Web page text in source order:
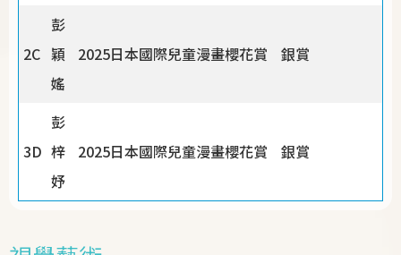
2C
彭
穎
媱
2025日本國際兒童漫畫櫻花賞 銀賞
3D
彭
梓
妤
2025日本國際兒童漫畫櫻花賞 銀賞